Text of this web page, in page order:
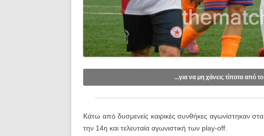
...για να μη χάνεις τίποτα από
Εγγραφείτε στο κανάλι μας στο Youtube.
Εγγραφείτε στις ενημερώσεις μέσω email (1
Κάτω από δυσμενείς καιρικές συνθήκες αγωνίστηκαν
την 14η και τελευταία αγωνιστική των play-off.